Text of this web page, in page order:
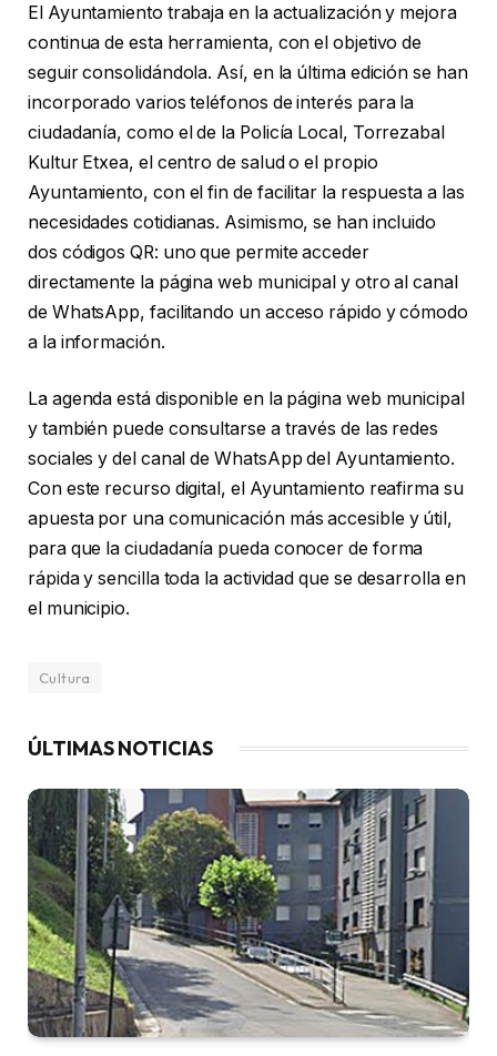
El Ayuntamiento trabaja en la actualización y mejora
continua de esta herramienta, con el objetivo de
seguir consolidándola. Así, en la última edición se han
incorporado varios teléfonos de interés para la
ciudadanía, como el de la Policía Local, Torrezabal
Kultur Etxea, el centro de salud o el propio
Ayuntamiento, con el fin de facilitar la respuesta a las
necesidades cotidianas. Asimismo, se han incluido
dos códigos QR: uno que permite acceder
directamente la página web municipal y otro al canal
de WhatsApp, facilitando un acceso rápido y cómodo
a la información.
La agenda está disponible en la página web municipal
y también puede consultarse a través de las redes
sociales y del canal de WhatsApp del Ayuntamiento.
Con este recurso digital, el Ayuntamiento reafirma su
apuesta por una comunicación más accesible y útil,
para que la ciudadanía pueda conocer de forma
rápida y sencilla toda la actividad que se desarrolla en
el municipio.
Cultura
ÚLTIMAS NOTICIAS